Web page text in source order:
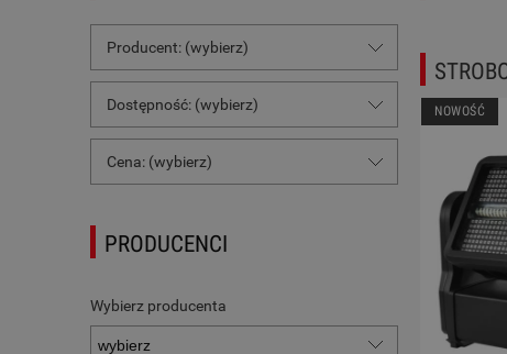
Producent: (wybierz)
Dostępność: (wybierz)
Cena: (wybierz)
PRODUCENCI
Wybierz producenta
NOWOŚĆ